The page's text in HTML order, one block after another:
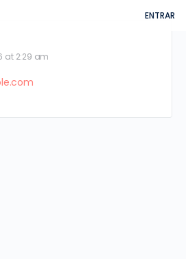
ENTRAR
at 2:29 am